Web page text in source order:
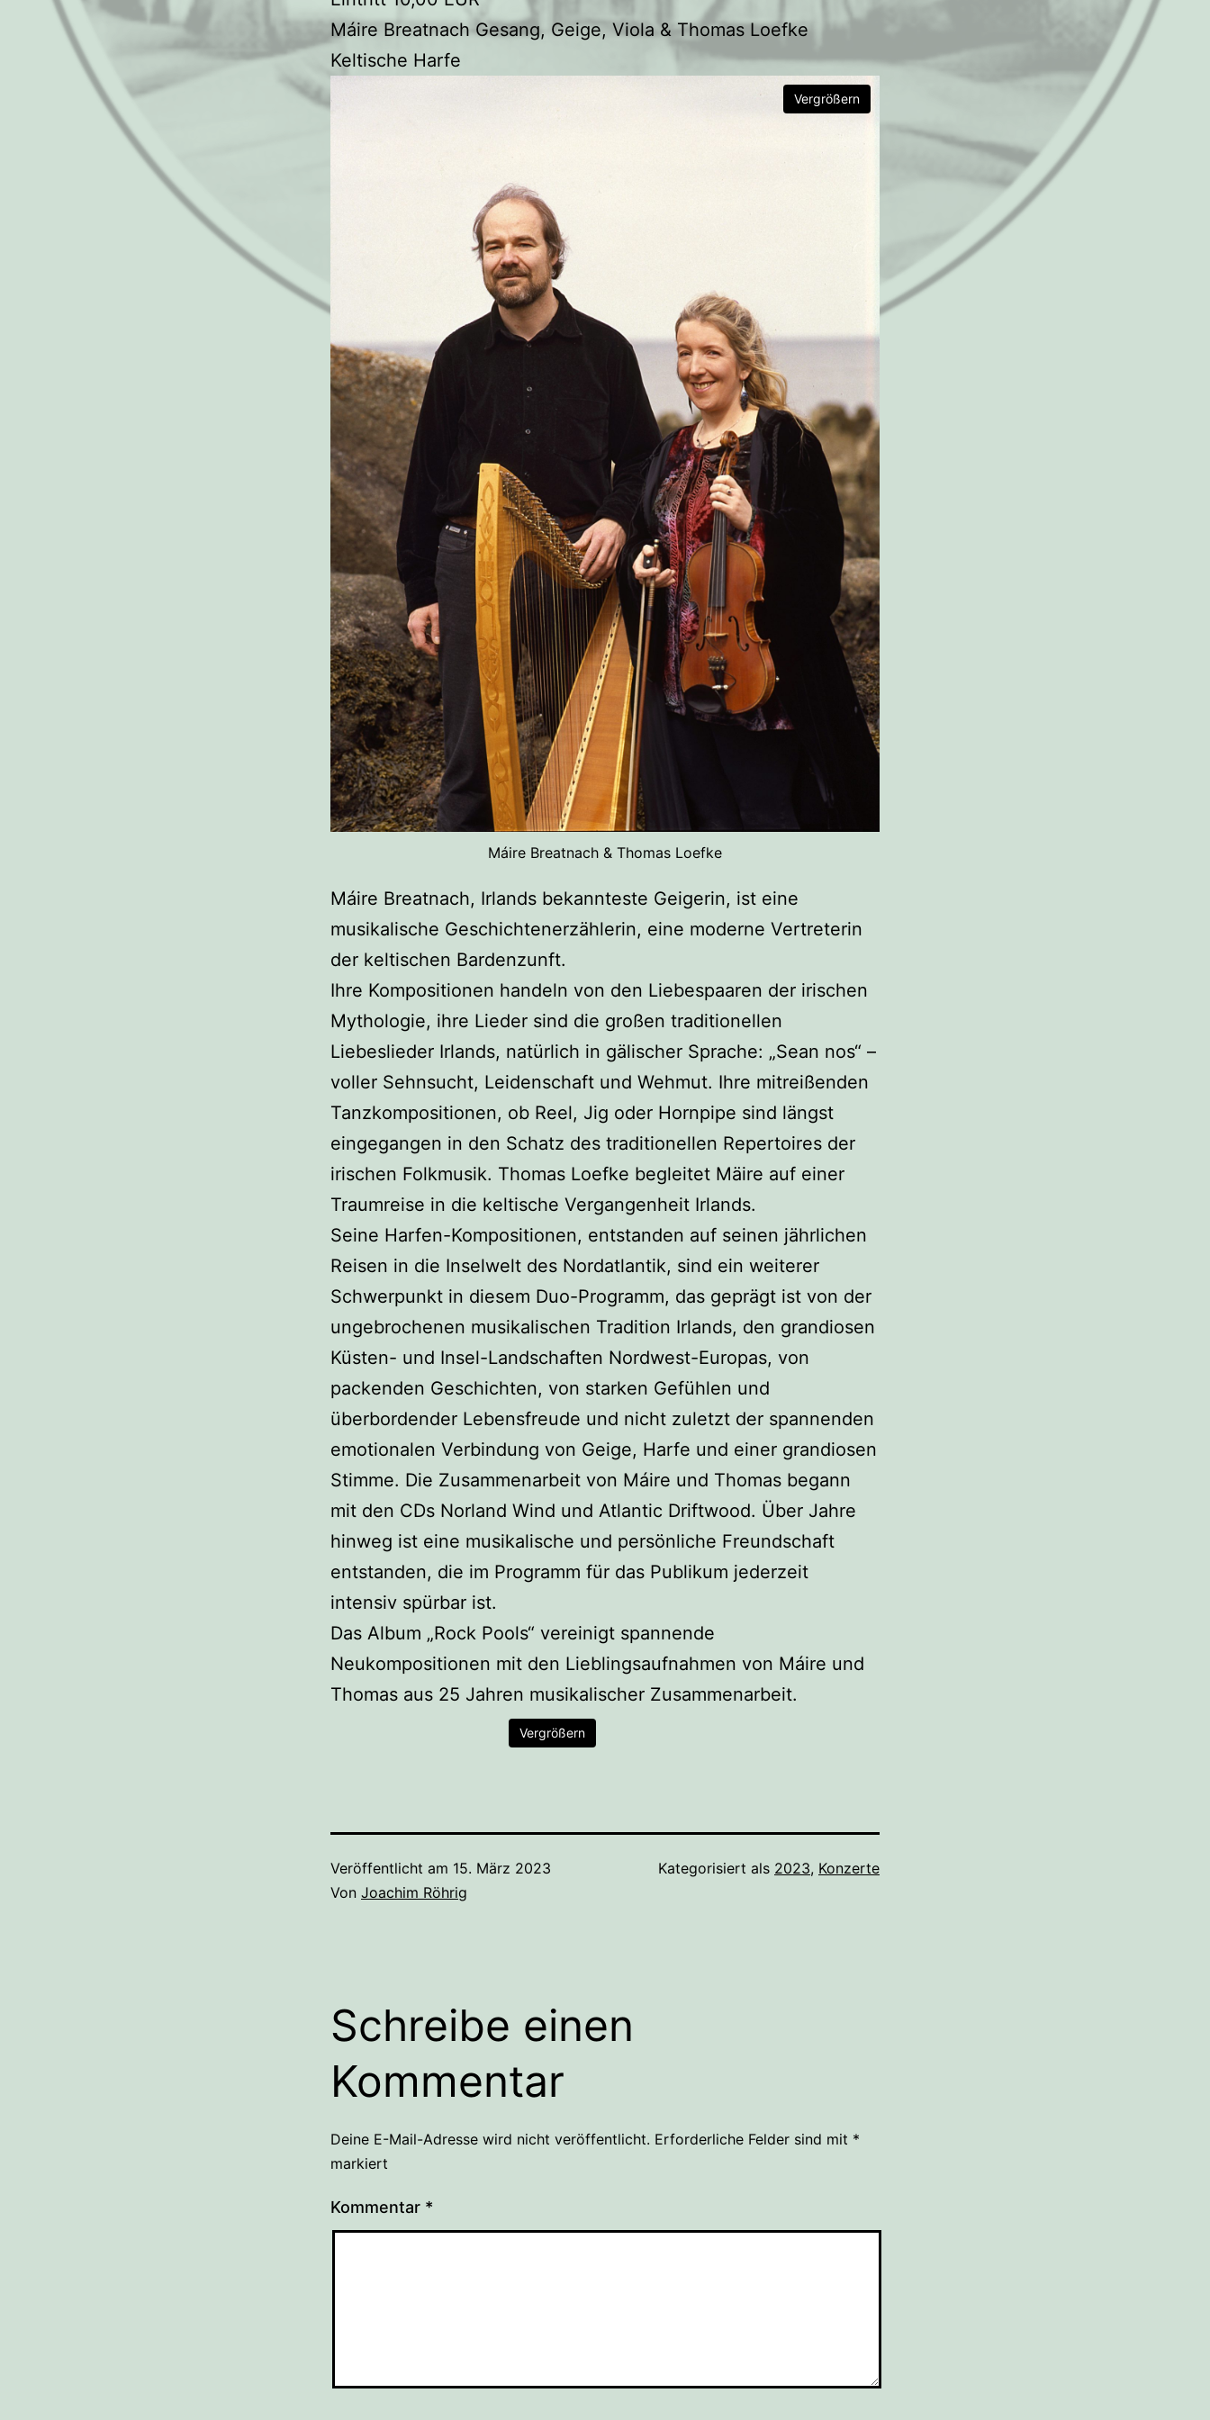
Máire Breatnach Gesang, Geige, Viola & Thomas Loefke
Keltische Harfe
Vergrößern
Máire Breatnach & Thomas Loefke
Máire Breatnach, Irlands bekannteste Geigerin, ist eine
musikalische Geschichtenerzählerin, eine moderne Vertreterin
der keltischen Bardenzunft.
Ihre Kompositionen handeln von den Liebespaaren der irischen
Mythologie, ihre Lieder sind die großen traditionellen
Liebeslieder Irlands, natürlich in gälischer Sprache: „Sean nos“ –
voller Sehnsucht, Leidenschaft und Wehmut. Ihre mitreißenden
Tanzkompositionen, ob Reel, Jig oder Hornpipe sind längst
eingegangen in den Schatz des traditionellen Repertoires der
irischen Folkmusik. Thomas Loefke begleitet Mäire auf einer
Traumreise in die keltische Vergangenheit Irlands.
Seine Harfen-Kompositionen, entstanden auf seinen jährlichen
Reisen in die Inselwelt des Nordatlantik, sind ein weiterer
Schwerpunkt in diesem Duo-Programm, das geprägt ist von der
ungebrochenen musikalischen Tradition Irlands, den grandiosen
Küsten- und Insel-Landschaften Nordwest-Europas, von
packenden Geschichten, von starken Gefühlen und
überbordender Lebensfreude und nicht zuletzt der spannenden
emotionalen Verbindung von Geige, Harfe und einer grandiosen
Stimme. Die Zusammenarbeit von Máire und Thomas begann
mit den CDs Norland Wind und Atlantic Driftwood. Über Jahre
hinweg ist eine musikalische und persönliche Freundschaft
entstanden, die im Programm für das Publikum jederzeit
intensiv spürbar ist.
Das Album „Rock Pools“ vereinigt spannende
Neukompositionen mit den Lieblingsaufnahmen von Máire und
Thomas aus 25 Jahren musikalischer Zusammenarbeit.
Vergrößern
Veröffentlicht am 15. März 2023
Von Joachim Röhrig
Kategorisiert als 2023, Konzerte
Schreibe einen
Kommentar
Deine E-Mail-Adresse wird nicht veröffentlicht. Erforderliche Felder sind mit *
markiert
Kommentar *